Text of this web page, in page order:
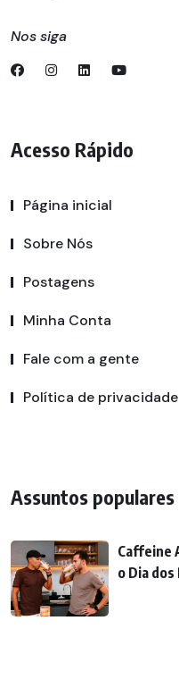
Nos siga
Acesso Rápido
Página inicial
Sobre Nós
Postagens
Minha Conta
Fale com a gente
Política de privacidade
Assuntos populares
Caffeine
o Dia dos